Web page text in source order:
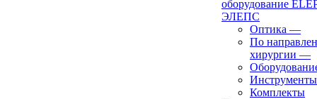
оборудование
ЭЛЕПС
Оптика —
По
хирургии —
Инструменты
Комплекты